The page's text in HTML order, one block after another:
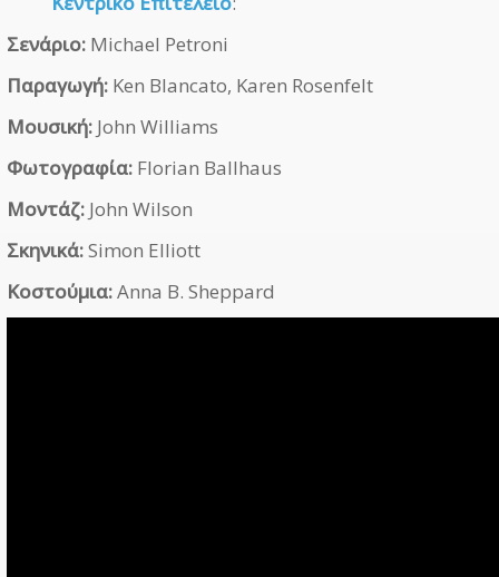
Σενάριο: Michael Petroni
Παραγωγή: Ken Blancato, Karen Rosenfelt
Μουσική: John Williams
Φωτογραφία: Florian Ballhaus
Μοντάζ: John Wilson
Σκηνικά:Simon Elliott
Κοστούμια:Anna B. Sheppard